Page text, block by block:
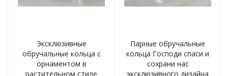
Эксклюзивные
обручальные кольца с
орнаментом в
растительном стиле
Парные обручальные
кольца Господи спаси и
сохрани нас
эксклюзивного дизайна